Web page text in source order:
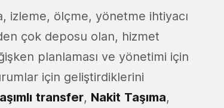
izleme, ölçme, yönetme ihtiyacı
çok deposu olan, hizmet
planlaması ve yönetimi için
için geliştirdiklerini
transfer, Nakit Taşıma,